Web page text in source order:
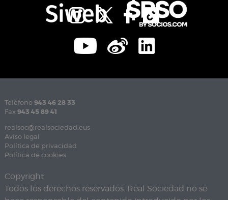
Teléfono 943 46 28 33
Fax 943 45 89 41
realsoc@realsociedad.eus
Aviso legal
Política de privacidad
Política de cookies
Copyright
Todos los derechos reservados. Real Sociedad no se